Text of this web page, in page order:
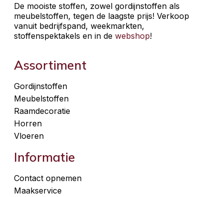
De mooiste stoffen, zowel gordijnstoffen als
meubelstoffen, tegen de laagste prijs! Verkoop
vanuit bedrijfspand, weekmarkten,
stoffenspektakels en in de webshop!
Assortiment
Gordijnstoffen
Meubelstoffen
Raamdecoratie
Horren
Vloeren
Informatie
Contact opnemen
Maakservice